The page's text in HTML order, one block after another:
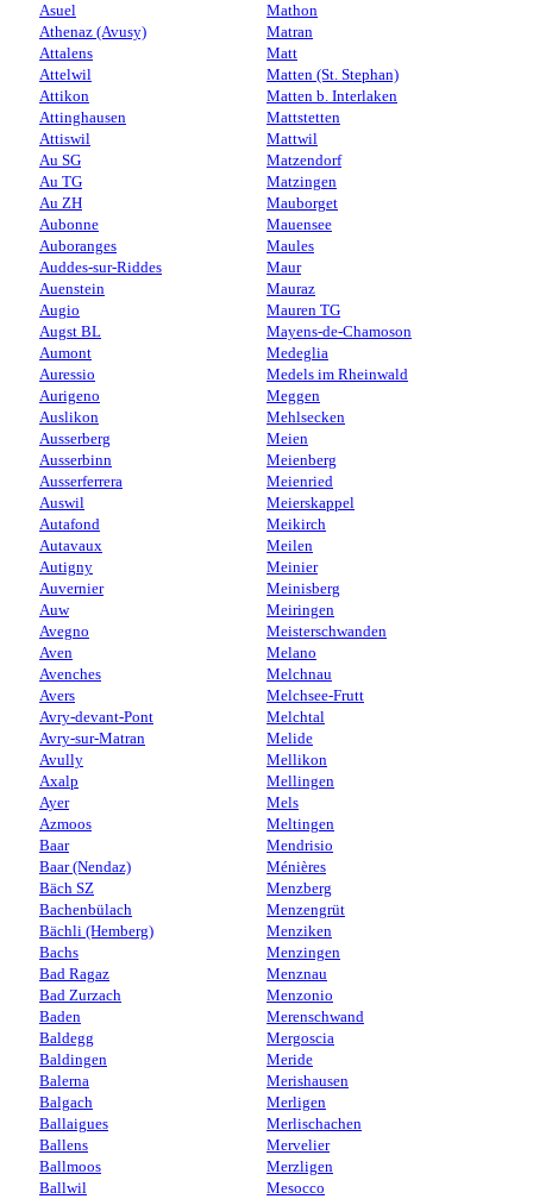
Asuel
Athenaz (Avusy)
Attalens
Attelwil
Attikon
Attinghausen
Attiswil
Au SG
Au TG
Au ZH
Aubonne
Auboranges
Auddes-sur-Riddes
Auenstein
Augio
Augst BL
Aumont
Auressio
Aurigeno
Auslikon
Ausserberg
Ausserbinn
Ausserferrera
Auswil
Autafond
Autavaux
Autigny
Auvernier
Auw
Avegno
Aven
Avenches
Avers
Avry-devant-Pont
Avry-sur-Matran
Avully
Axalp
Ayer
Azmoos
Baar
Baar (Nendaz)
Bäch SZ
Bachenbülach
Bächli (Hemberg)
Bachs
Bad Ragaz
Bad Zurzach
Baden
Baldegg
Baldingen
Balerna
Balgach
Ballaigues
Ballens
Ballmoos
Ballwil
Mathon
Matran
Matt
Matten (St. Stephan)
Matten b. Interlaken
Mattstetten
Mattwil
Matzendorf
Matzingen
Mauborget
Mauensee
Maules
Maur
Mauraz
Mauren TG
Mayens-de-Chamoson
Medeglia
Medels im Rheinwald
Meggen
Mehlsecken
Meien
Meienberg
Meienried
Meierskappel
Meikirch
Meilen
Meinier
Meinisberg
Meiringen
Meisterschwanden
Melano
Melchnau
Melchsee-Frutt
Melchtal
Melide
Mellikon
Mellingen
Mels
Meltingen
Mendrisio
Ménières
Menzberg
Menzengrüt
Menziken
Menzingen
Menznau
Menzonio
Merenschwand
Mergoscia
Meride
Merishausen
Merligen
Merlischachen
Mervelier
Merzligen
Mesocco